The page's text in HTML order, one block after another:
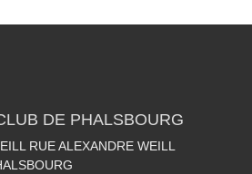
DE PHALSBOURG
RUE ALEXANDRE WEILL